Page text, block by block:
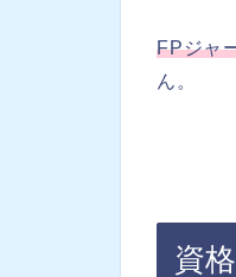
FPジャ
ん。
資